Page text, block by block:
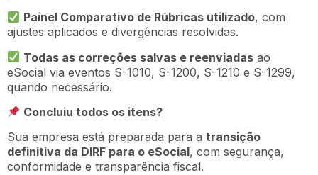
Painel Comparativo de Rúbricas utilizado, com
ajustes aplicados e divergências resolvidas.
Todas as correções salvas e reenviadas ao
eSocial via eventos S-1010, S-1200, S-1210 e S-1299,
quando necessário.
Concluiu todos os itens?
Sua empresa está preparada para a transição
definitiva da DIRF para o eSocial, com segurança,
conformidade e transparência fiscal.